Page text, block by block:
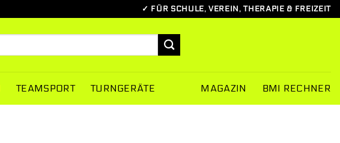
✓ FÜR SCHULE, VEREIN, THERAPIE & FREIZEIT
TEAMSPORT TURNGERÄTE MAGAZIN BMI RECHNER